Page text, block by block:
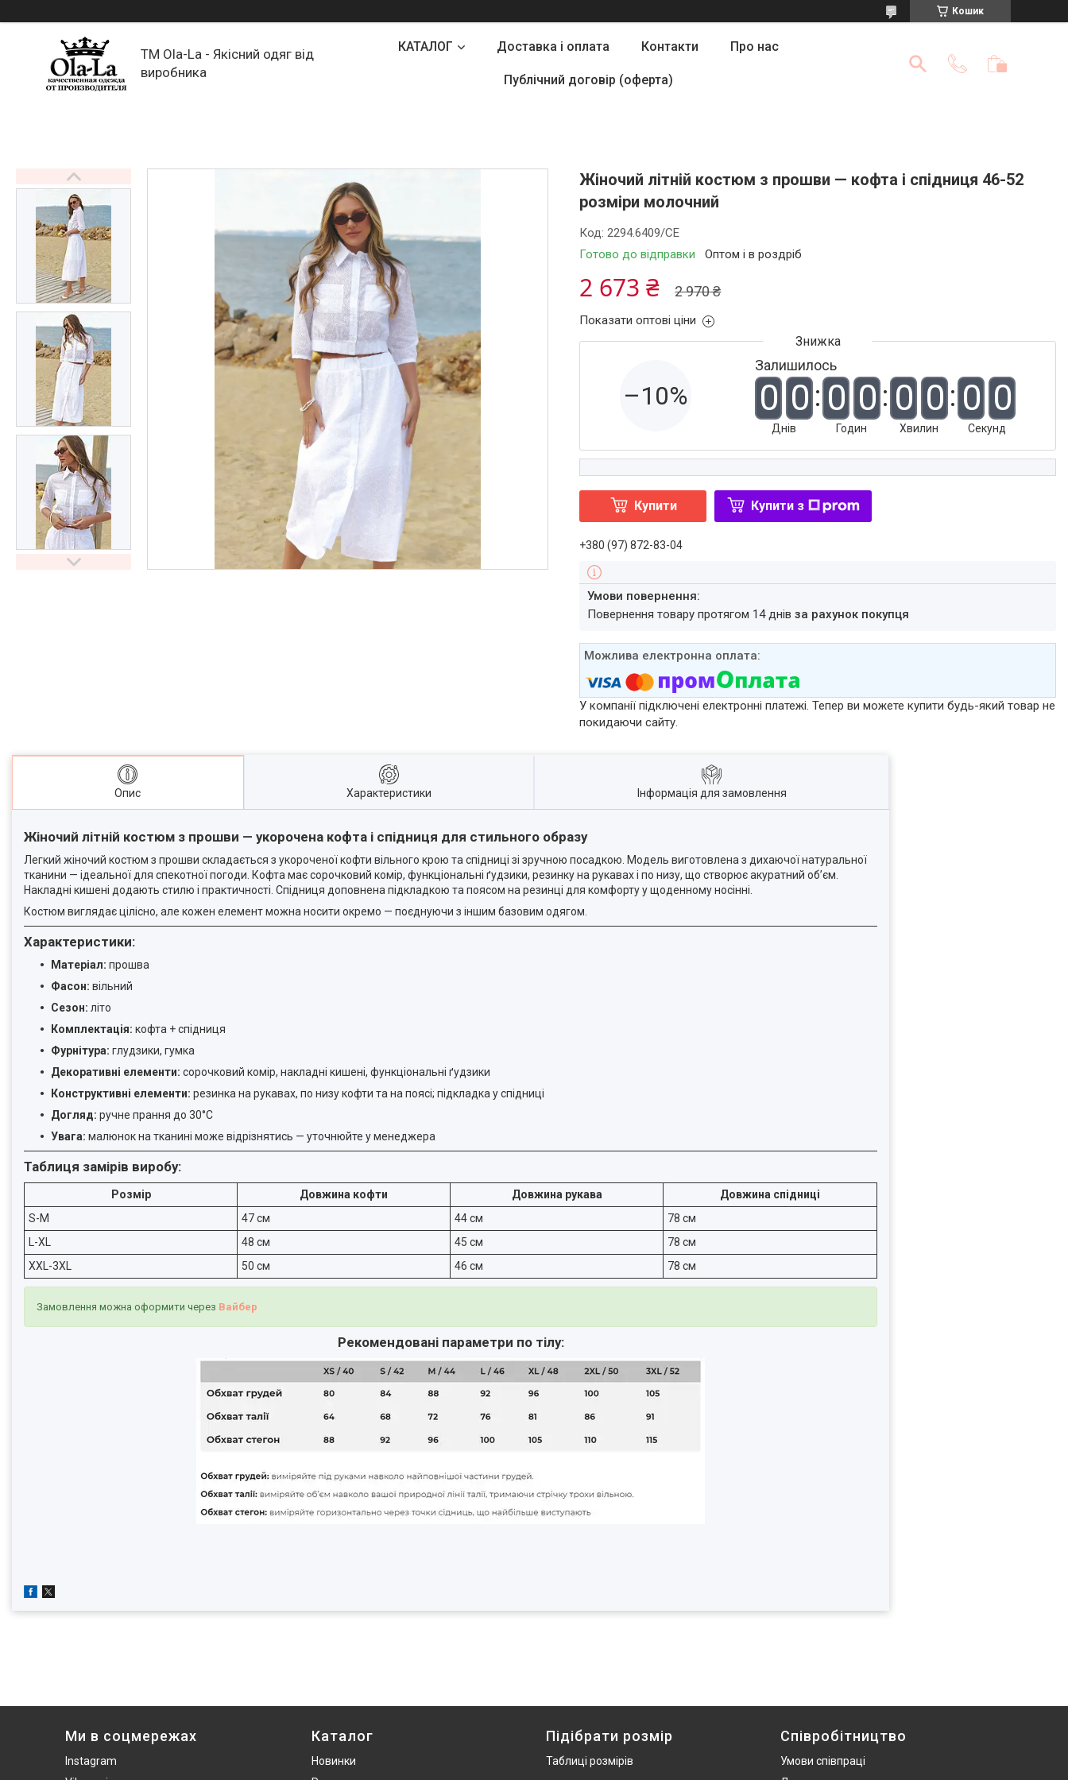
Кошик
TM Ola-La - Якісний одяг від
виробника
КАТАЛОГ Доставка і оплата Контакти Про нас
Публічний договір (оферта)
Жіночий літній костюм з прошви — кофта і спідниця 46-52
розміри молочний
Готово до відправки Оптом і в роздріб
Код:2294.6409/СЕ
2 970 ₴
2 673 ₴
Показати оптові ціни
–10%
Залишилось
0 0
Днів
0 0
Годин
0 0
Хвилин
0 0
Секунд
Купити Купити з
+380 (97) 872-83-04
повернення товару протягом 14 днівза рахунок покупця
У компанії підключені електронні платежі. Тепер ви можете купити будь-який товар не
покидаючи сайту.
Опис Характеристики Інформація для замовлення
Жіночий літній костюм з прошви — укорочена кофта і спідниця для стильного образу
Легкий жіночий костюм з прошви складається з укороченої кофти вільного крою та спідниці зі зручною посадкою. Модель виготовлена з дихаючої натуральної
тканини — ідеальної для спекотної погоди. Кофта має сорочковий комір, функціональні ґудзики, резинку на рукавах і по низу, що створює акуратний об’єм.
Накладні кишені додають стилю і практичності. Спідниця доповнена підкладкою та поясом на резинці для комфорту у щоденному носінні.
Костюм виглядає цілісно, але кожен елемент можна носити окремо — поєднуючи з іншим базовим одягом.
Характеристики:
Матеріал: прошва
Фасон: вільний
Сезон: літо
Комплектація: кофта + спідниця
Фурнітура: глудзики, гумка
Декоративні елементи: сорочковий комір, накладні кишені, функціональні ґудзики
Конструктивні елементи: резинка на рукавах, по низу кофти та на поясі; підкладка у спідниці
Догляд: ручне прання до 30°C
Увага: малюнок на тканині може відрізнятись — уточнюйте у менеджера
Таблиця замірів виробу:
Розмір Довжина кофти Довжина рукава
Довжина спідниці
S-M
47 см 44 см
78 см
L-XL
48 см 45 см
78 см
XXL-3XL
50 см 46 см 78 см
Замовлення можна оформити через Вайбер
Рекомендовані параметри по тілу:
Ми в соцмережах
Instagram
Каталог
Новинки
Підібрати розмір
Таблиці розмірів
Співробітництво
Умови співпраці